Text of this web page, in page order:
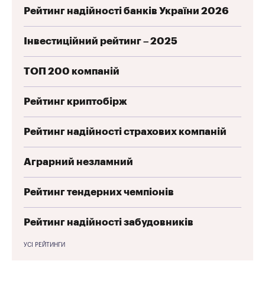
Рейтинг надійності банків України 2026
Інвестиційний рейтинг – 2025
ТОП 200 компаній
Рейтинг криптобірж
Рейтинг надійності страхових компаній
Аграрний незламний
Рейтинг тендерних чемпіонів
Рейтинг надійності забудовників
УСІ РЕЙТИНГИ